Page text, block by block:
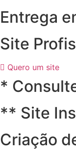
Entrega
Site
Quero um site
*
** Site
Criação